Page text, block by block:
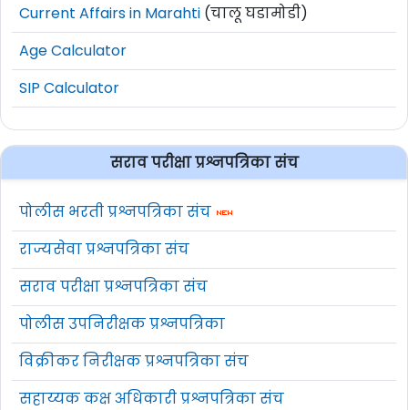
Current Affairs in Marahti (चालू घडामोडी)
Age Calculator
SIP Calculator
सराव परीक्षा प्रश्नपत्रिका संच
पोलीस भरती प्रश्नपत्रिका संच
राज्यसेवा प्रश्नपत्रिका संच
सराव परीक्षा प्रश्नपत्रिका संच
पोलीस उपनिरीक्षक प्रश्नपत्रिका
विक्रीकर निरीक्षक प्रश्नपत्रिका संच
सहाय्यक कक्ष अधिकारी प्रश्नपत्रिका संच